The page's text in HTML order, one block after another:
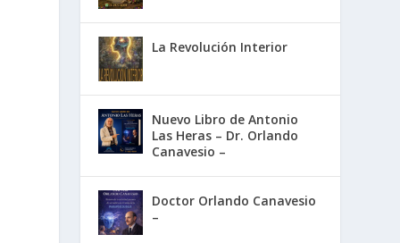
La Revolución Interior
Nuevo Libro de Antonio
Las Heras – Dr. Orlando
Canavesio –
Doctor Orlando Canavesio
–